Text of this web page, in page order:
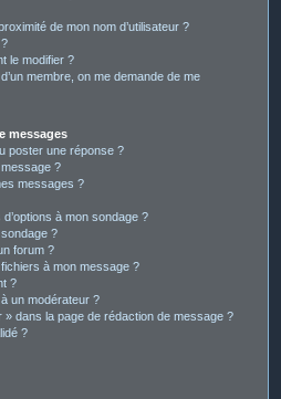
de mon nom d’utilisateur ?
le modifier ?
membre, on me demande de me
messages
poster une réponse ?
?
messages ?
à mon sondage ?
?
forum ?
à mon message ?
?
un modérateur ?
dans la page de rédaction de message ?
?